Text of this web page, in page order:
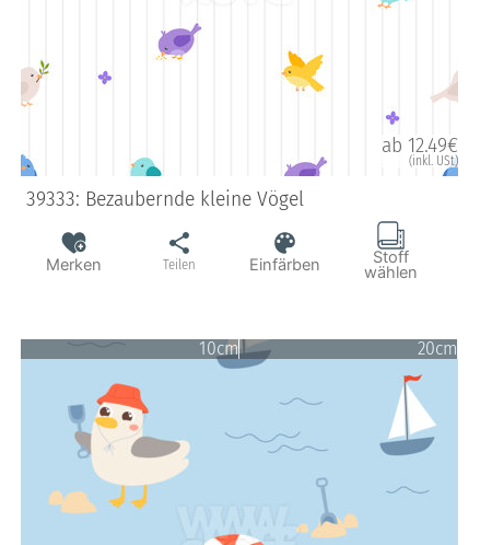
ab 12.49€
(inkl. USt)
39333: Bezaubernde kleine Vögel
Merken Teilen Einfärben Stoff
wählen
10cm 20cm